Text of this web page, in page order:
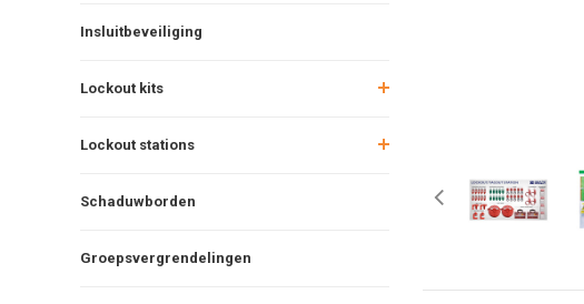
Insluitbeveiliging
Lockout kits
Lockout stations
Schaduwborden
Groepsvergrendelingen